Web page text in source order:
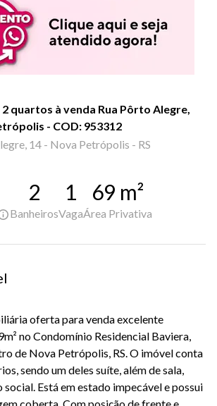
quartos à venda Rua Pôrto Alegre,
- COD: 953312
14 - Nova Petrópolis - RS
2
Banheiros
1
Vaga
69 m²
Área Privativa
oferta para venda excelente
no Condomínio Residencial Baviera,
de Nova Petrópolis, RS. O imóvel conta
sendo um deles suíte, além de sala,
social. Está em estado impecável e possui